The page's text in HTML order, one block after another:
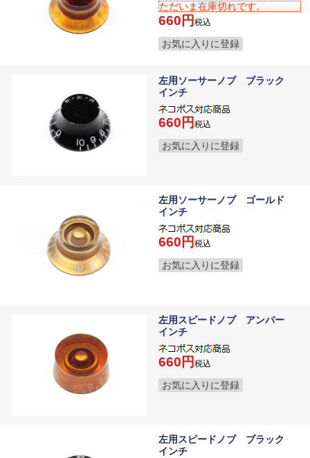
ただいま在庫切れです。
660 税込
お気に入りに登録
左用ソーサーノブ ブラック
インチ
660 税込
お気に入りに登録
左用ソーサーノブ ゴールド
インチ
660 税込
お気に入りに登録
左用スピードノブ アンバー
インチ
660 税込
お気に入りに登録
左用スピードノブ ブラック
インチ